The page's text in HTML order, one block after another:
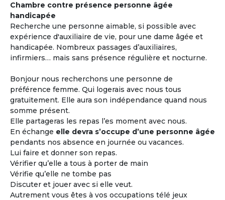
Chambre contre présence personne âgée
handicapée
Recherche une personne aimable, si possible avec
expérience d'auxiliaire de vie, pour une dame âgée et
handicapée. Nombreux passages d’auxiliaires,
infirmiers… mais sans présence régulière et nocturne.
Bonjour nous recherchons une personne de
préférence femme. Qui logerais avec nous tous
gratuitement. Elle aura son indépendance quand nous
somme présent.
Elle partageras les repas l’es moment avec nous.
En échange elle devra s’occupe d’une personne âgée
pendants nos absence en journée ou vacances.
Lui faire et donner son repas.
Vérifier qu’elle a tous à porter de main
Vérifie qu’elle ne tombe pas
Discuter et jouer avec si elle veut.
Autrement vous êtes à vos occupations télé jeux